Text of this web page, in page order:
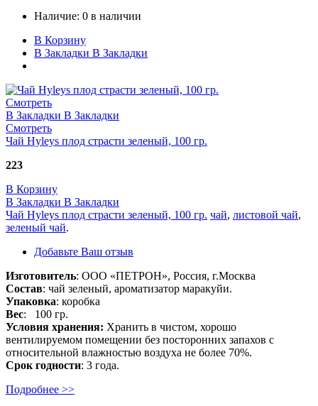
Наличие: 0 в наличии
В Корзину
В Закладки В Закладки
Смотреть
В Закладки В Закладки
Смотреть
Чай Hyleys плод страсти зеленый, 100 гр.
223
В Корзину
В Закладки В Закладки
Чай Hyleys плод страсти зеленый, 100 гр. чай, листовой чай,
зеленый чай.
Добавьте Ваш отзыв
Изготовитель: ООО «ПЕТРОН», Россия, г.Москва
Состав: чай зеленый, ароматизатор маракуйи.
Упаковка: коробка
Вес: 100 гр.
Условия хранения: Хранить в чистом, хорошо
вентилируемом помещении без посторонних запахов с
относительной влажностью воздуха не более 70%.
Срок годности: 3 года.
Подробнее >>